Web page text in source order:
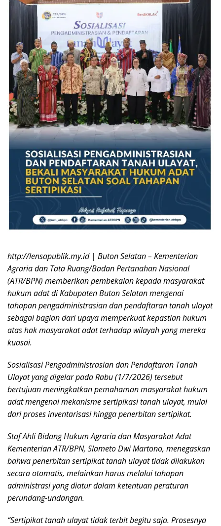
http://lensapublik.my.id | Buton Selatan – Kementerian
Agraria dan Tata Ruang/Badan Pertanahan Nasional
(ATR/BPN) memberikan pembekalan kepada masyarakat
hukum adat di Kabupaten Buton Selatan mengenai
tahapan pengadministrasian dan pendaftaran tanah ulayat
sebagai bagian dari upaya memperkuat kepastian hukum
atas hak masyarakat adat terhadap wilayah yang mereka
kuasai.
Sosialisasi Pengadministrasian dan Pendaftaran Tanah
Ulayat yang digelar pada Rabu (1/7/2026) tersebut
bertujuan meningkatkan pemahaman masyarakat hukum
adat mengenai mekanisme sertipikasi tanah ulayat, mulai
dari proses inventarisasi hingga penerbitan sertipikat.
Staf Ahli Bidang Hukum Agraria dan Masyarakat Adat
Kementerian ATR/BPN, Slameto Dwi Martono, menegaskan
bahwa penerbitan sertipikat tanah ulayat tidak dilakukan
secara otomatis, melainkan harus melalui tahapan
administrasi yang diatur dalam ketentuan peraturan
perundang-undangan.
“Sertipikat tanah ulayat tidak terbit begitu saja. Prosesnya